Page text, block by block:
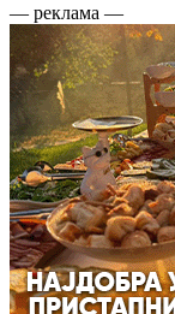
— реклама —